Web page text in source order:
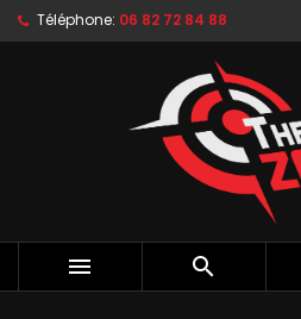
Téléphone: 06 82 72 84 88
 